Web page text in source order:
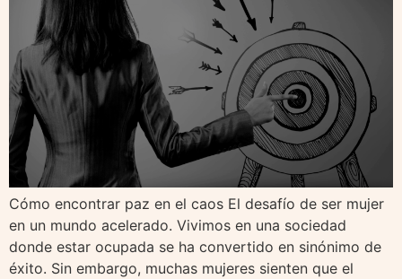
Cómo encontrar paz en el caos El desafío de ser mujer
en un mundo acelerado. Vivimos en una sociedad
donde estar ocupada se ha convertido en sinónimo de
éxito. Sin embargo, muchas mujeres sienten que el